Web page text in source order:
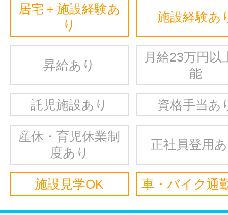
居宅＋施設経験あ
り
施設経験あ
昇給あり
月給23万円以
能
託児施設あり 資格手当あ
産休・育児休業制
度あり
正社員登用
施設見学OK 車・バイク通